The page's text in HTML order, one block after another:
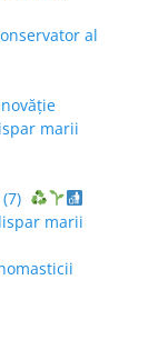
al
marii
marii